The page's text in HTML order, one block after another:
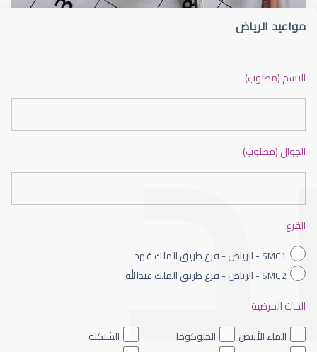
الماء الأزرق داخل العين
مواعيد الرياض
الاسم (مطلوب)
الجوال (مطلوب)
الفرع
SMC1 - الرياض - فرع طريق الملك فهد
SMC2 - الرياض - فرع طريق الملك عبدالله
الحالة المرضية
الماء الأبيض
الجلوكوما
الشبكية